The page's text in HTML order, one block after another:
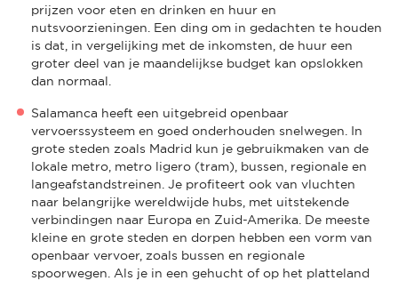
prijzen voor eten en drinken en huur en
nutsvoorzieningen. Een ding om in gedachten te houden
is dat, in vergelijking met de inkomsten, de huur een
groter deel van je maandelijkse budget kan opslokken
dan normaal.
Salamanca heeft een uitgebreid openbaar
vervoerssysteem en goed onderhouden snelwegen. In
grote steden zoals Madrid kun je gebruikmaken van de
lokale metro, metro ligero (tram), bussen, regionale en
langeafstandstreinen. Je profiteert ook van vluchten
naar belangrijke wereldwijde hubs, met uitstekende
verbindingen naar Europa en Zuid-Amerika. De meeste
kleine en grote steden en dorpen hebben een vorm van
openbaar vervoer, zoals bussen en regionale
spoorwegen. Als je in een gehucht of op het platteland